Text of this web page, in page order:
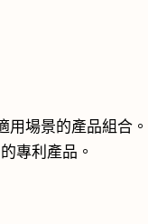
場景的產品組合。
專利產品。